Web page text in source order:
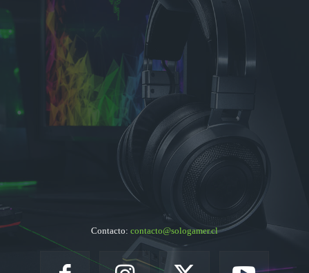
Contacto: contacto@sologamer.cl